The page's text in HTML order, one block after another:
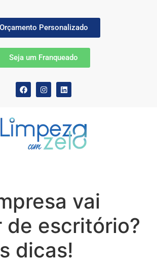
Orçamento Personalizado
Seja um Franqueado
vai
de escritório?
dicas!